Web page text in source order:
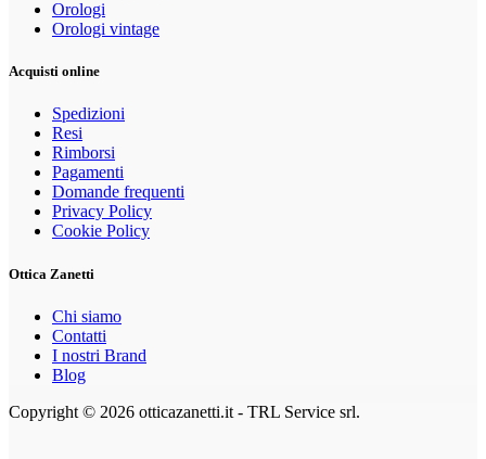
Orologi
Orologi vintage
Acquisti online
Spedizioni
Resi
Rimborsi
Pagamenti
Domande frequenti
Privacy Policy
Cookie Policy
Ottica Zanetti
Chi siamo
Contatti
I nostri Brand
Blog
Copyright © 2026 otticazanetti.it - TRL Service srl.